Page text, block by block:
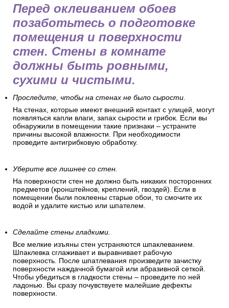
Перед оклеиванием обоев
позаботьтесь о подготовке
помещения и поверхности
стен. Стены в комнате
должны быть ровными,
сухими и чистыми.
Проследите, чтобы на стенах не было сырости.
На стенах, которые имеют внешний контакт с улицей, могут
появляться капли влаги, запах сырости и грибок. Если вы
обнаружили в помещении такие признаки – устраните
причины высокой влажности. При необходимости
проведите антигрибковую обработку.
Уберите все лишнее со стен.
На поверхности стен не должно быть никаких посторонних
предметов (кронштейнов, креплений, гвоздей). Если в
помещении были поклеены старые обои, то смочите их
водой и удалите кистью или шпателем.
Сделайте стены гладкими.
Все мелкие изъяны стен устраняются шпаклеванием.
Шпаклевка сглаживает и выравнивает рабочую
поверхность. После шпатлевания произведите зачистку
поверхности наждачной бумагой или абразивной сеткой.
Чтобы убедиться в гладкости стены – проведите по ней
ладонью. Вы сразу почувствуете малейшие дефекты
поверхности.